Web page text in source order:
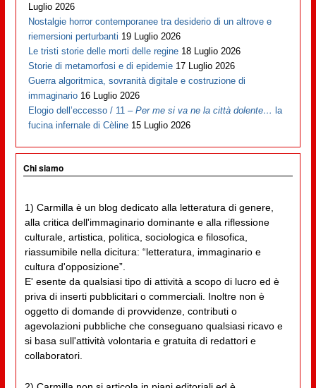
Luglio 2026
Nostalgie horror contemporanee tra desiderio di un altrove e
riemersioni perturbanti 19 Luglio 2026
Le tristi storie delle morti delle regine 18 Luglio 2026
Storie di metamorfosi e di epidemie 17 Luglio 2026
Guerra algoritmica, sovranità digitale e costruzione di
immaginario 16 Luglio 2026
Elogio dell’eccesso / 11 –Per me si va ne la città dolente… la
fucina infernale di Cèline 15 Luglio 2026
Chi siamo
1) Carmilla è un blog dedicato alla letteratura di genere,
alla critica dell'immaginario dominante e alla riflessione
culturale, artistica, politica, sociologica e filosofica,
riassumibile nella dicitura: “letteratura, immaginario e
cultura d'opposizione”.
E' esente da qualsiasi tipo di attività a scopo di lucro ed è
priva di inserti pubblicitari o commerciali. Inoltre non è
oggetto di domande di provvidenze, contributi o
agevolazioni pubbliche che conseguano qualsiasi ricavo e
si basa sull'attività volontaria e gratuita di redattori e
collaboratori.